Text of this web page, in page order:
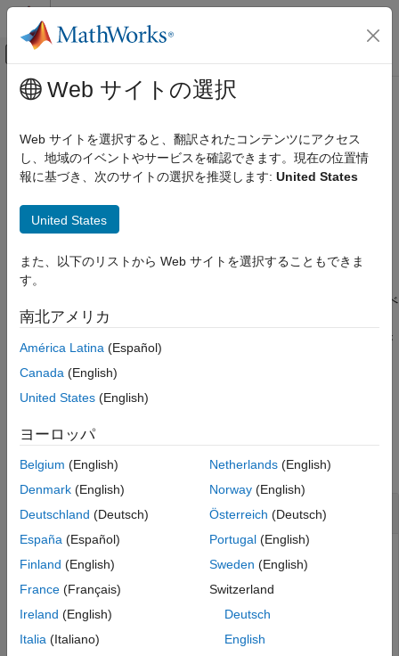
コンテンツへスキップ
オフキャンバス ナビゲーション メ
ドキュメンテーションのホーム
言語の基礎
演算子と基本的な演算
logical
構文
例
拡張機能
バージョン履歴
メインコンテンツ
logical
数値を logical に変換
構文
説明
のすべ
ての非ゼロ要素が logical
) に変換されます。複素数の値と NaN は論理値に変換でき
ず、変換エラーになります。
例
例
すべて折りたたむ
数値行列から奇数要素を抽出
数値行列の奇数番号の要素を抽出します。
数値行列を作成します。
Web サイトの選択
Web サイトを選択すると、翻訳されたコンテンツにアクセス
し、地域のイベントやサービスを確認できます。現在の位置情
報に基づき、次のサイトの選択を推奨します: United States
United States
また、以下のリストから Web サイトを選択することもできま
す。
南北アメリカ
América Latina (Español)
Canada (English)
United States (English)
ヨーロッパ
Belgium (English)
Denmark (English)
Deutschland (Deutsch)
España (Español)
Finland (English)
France (Français)
Ireland (English)
Italia (Italiano)
Netherlands(English)
Norway(English)
Österreich (Deutsch)
Portugal(English)
Sweden (English)
Switzerland
Deutsch
English